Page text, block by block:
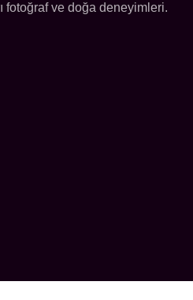
fotoğraf ve doğa deneyimleri.